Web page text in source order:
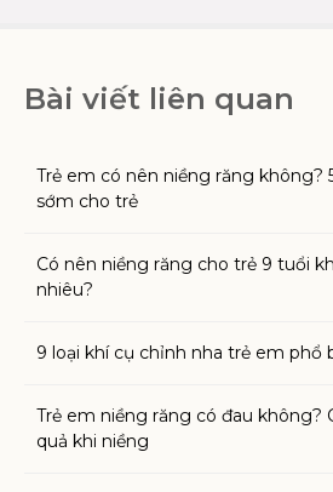
Bài viết liên quan
Trẻ em có nên niềng răng không?
sớm cho trẻ
Có nên niềng răng cho trẻ 9 tuổi
nhiêu?
9 loại khí cụ chỉnh nha trẻ em phổ
Trẻ em niềng răng có đau không?
quả khi niềng